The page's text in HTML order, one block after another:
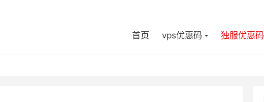
首页 vps优惠码 独服优惠码